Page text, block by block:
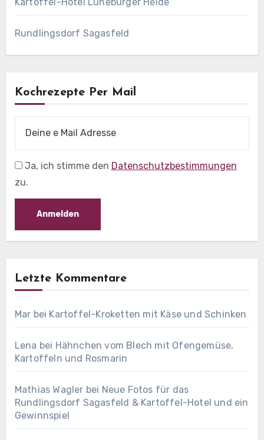
Rundlingsdorf Sagasfeld
Kochrezepte Per Mail
Ja, ich stimme den Datenschutzbestimmungen
zu.
Letzte Kommentare
Mar bei Kartoffel-Kroketten mit Käse und Schinken
Lena bei Hähnchen vom Blech mit Ofengemüse,
Kartoffeln und Rosmarin
Mathias Wagler bei Neue Fotos für das
Rundlingsdorf Sagasfeld & Kartoffel-Hotel und ein
Gewinnspiel